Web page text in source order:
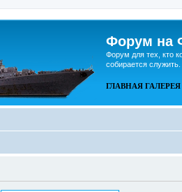
Форум на
Форум для тех, кто
собирается служить.
ГЛАВНАЯ ГАЛЕРЕЯ